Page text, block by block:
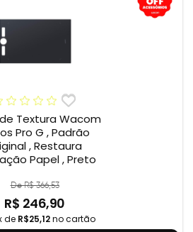
Textura Wacom
Pro G , Padrão
, Restaura
Papel , Preto
De R$ 366,53
R$ 246,90
de R$25,12no cartão